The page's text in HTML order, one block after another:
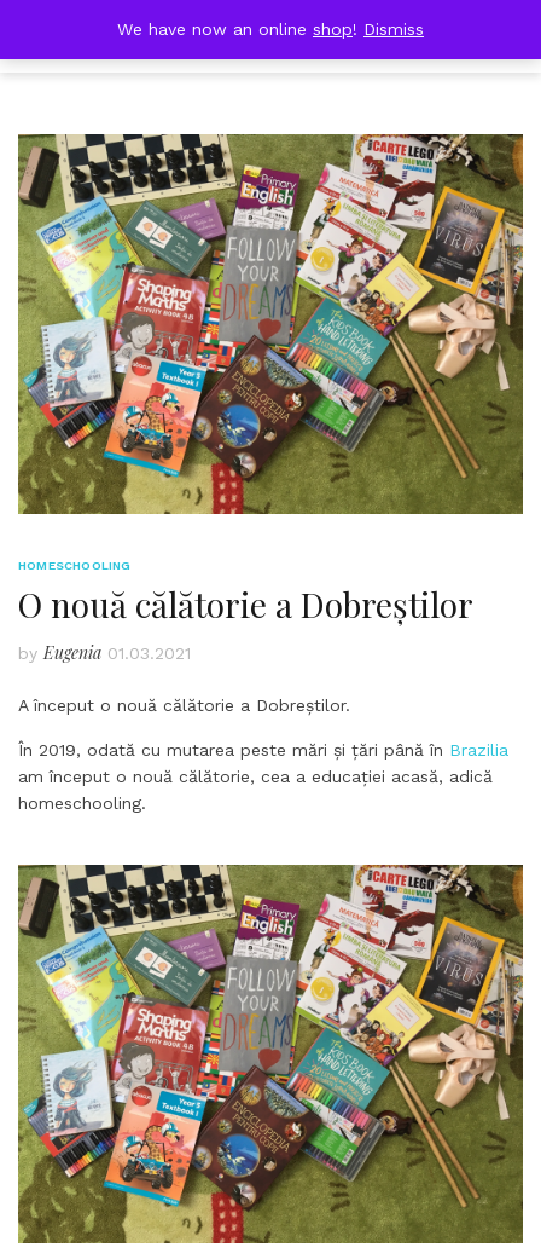
content
DOBRESTII
HOMESCHOOLING
O nouă călătorie a Dobreștilor
by Eugenia 01.03.2021
A început o nouă călătorie a Dobreștilor.
În 2019, odată cu mutarea peste mări și țări până în Brazilia
am început o nouă călătorie, cea a educației acasă, adică
homeschooling.
We have now an online shop! Dismiss